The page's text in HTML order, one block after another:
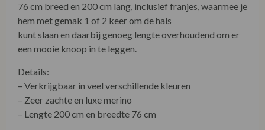
76 cm breed en 200 cm lang, inclusief franjes, waarmee je
hem met gemak 1 of 2 keer om de hals
kunt slaan en daarbij genoeg lengte overhoudend om er
een mooie knoop in te leggen.
Details:
– Verkrijgbaar in veel verschillende kleuren
– Zeer zachte en luxe merino
– Lengte 200 cm en breedte 76 cm